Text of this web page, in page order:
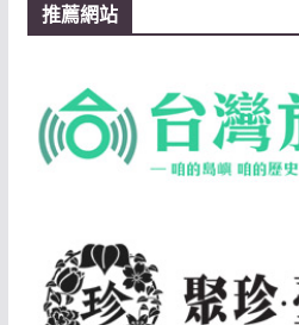
推薦網站